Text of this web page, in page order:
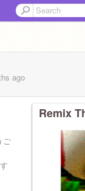
ago
ご
Remix